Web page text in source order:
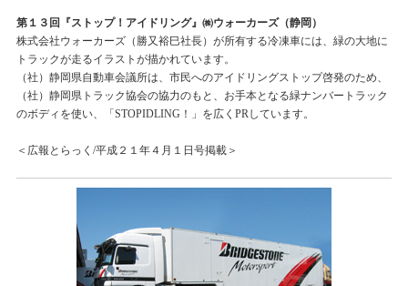
第１３回『ストップ！アイドリング』㈱ウォーカーズ（静岡）
株式会社ウォーカーズ（勝又裕巳社長）が所有する冷凍車には、緑の大地に
トラックが走るイラストが描かれています。
（社）静岡県自動車会議所は、市民へのアイドリングストップ啓発のため、
（社）静岡県トラック協会の協力のもと、お手本となる緑ナンバートラック
のボディを使い、「STOPIDLING！」を広くPRしています。
＜広報とらっく/平成２１年４月１日号掲載＞